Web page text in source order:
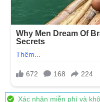
Xác nhận miễn phí và